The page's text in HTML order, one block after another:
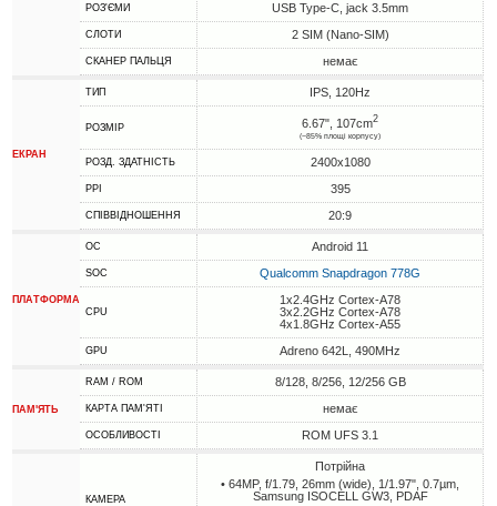
РОЗ'ЄМИ USB Type-C, jack 3.5mm
СЛОТИ 2 SIM (Nano-SIM)
СКАНЕР ПАЛЬЦЯ немає
ЕКРАН
ТИП IPS, 120Hz
РОЗМІР 6.67", 107cm2
(~85% площі корпусу)
РОЗД. ЗДАТНІСТЬ 2400x1080
PPI 395
СПІВВІДНОШЕННЯ 20:9
ПЛАТФОРМА
ОС Android 11
SOC Qualcomm Snapdragon 778G
CPU
1x2.4GHz Cortex-A78
3x2.2GHz Cortex-A78
4x1.8GHz Cortex-A55
GPU Adreno 642L, 490MHz
ПАМ'ЯТЬ
RAM / ROM 8/128, 8/256, 12/256 GB
КАРТА ПАМ'ЯТІ немає
ОСОБЛИВОСТІ ROM UFS 3.1
КАМЕРА
Потрійна
• 64MP, f/1.79, 26mm (wide), 1/1.97", 0.7µm,
Samsung ISOCELL GW3, PDAF